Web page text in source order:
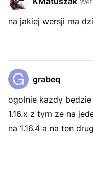
na jakiej wersji ma
grabeq
ogolnie kazdy
1.16.x z tym ze na
na 1.16.4 a na ten